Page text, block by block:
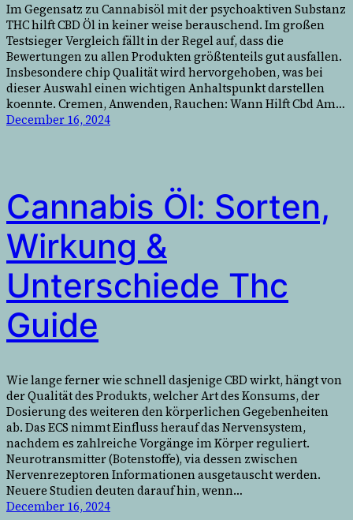
Im Gegensatz zu Cannabisöl mit der psychoaktiven Substanz
THC hilft CBD Öl in keiner weise berauschend. Im großen
Testsieger Vergleich fällt in der Regel auf, dass die
Bewertungen zu allen Produkten größtenteils gut ausfallen.
Insbesondere chip Qualität wird hervorgehoben, was bei
dieser Auswahl einen wichtigen Anhaltspunkt darstellen
koennte. Cremen, Anwenden, Rauchen: Wann Hilft Cbd Am…
December 16, 2024
Cannabis Öl: Sorten,
Wirkung &
Unterschiede Thc
Guide
Wie lange ferner wie schnell dasjenige CBD wirkt, hängt von
der Qualität des Produkts, welcher Art des Konsums, der
Dosierung des weiteren den körperlichen Gegebenheiten
ab. Das ECS nimmt Einfluss herauf das Nervensystem,
nachdem es zahlreiche Vorgänge im Körper reguliert.
Neurotransmitter (Botenstoffe), via dessen zwischen
Nervenrezeptoren Informationen ausgetauscht werden.
Neuere Studien deuten darauf hin, wenn…
December 16, 2024